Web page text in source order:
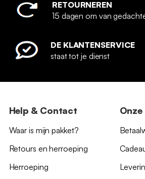
RETOURNEREN
15 dagen om van
DE KLANTENSERVICE
staat tot je dienst
Help & Contact
Waar is mijn pakket?
Retours en herroeping
Herroeping